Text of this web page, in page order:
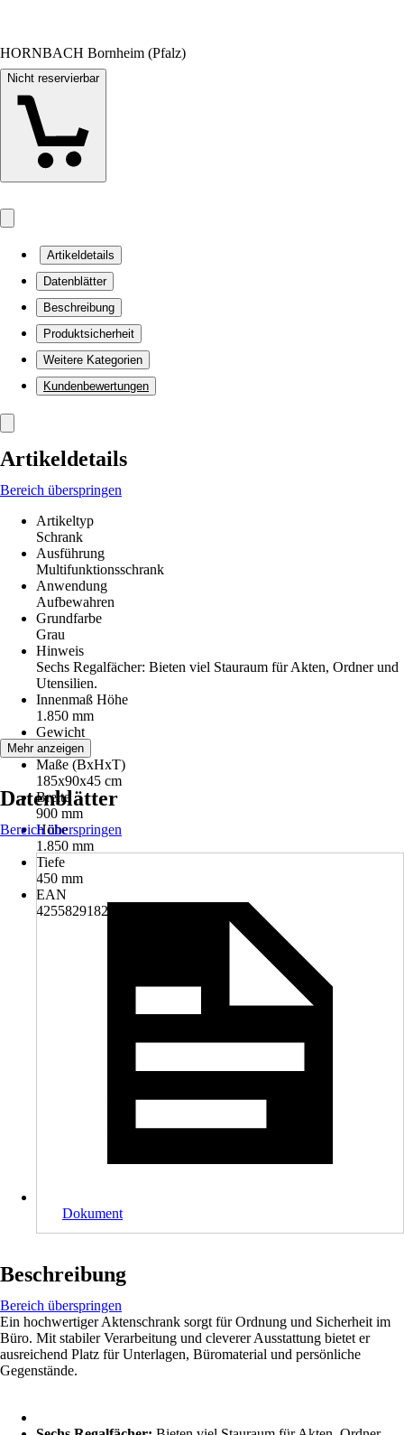
HORNBACH Bornheim (Pfalz)
Nicht reservierbar
Artikeldetails
Datenblätter
Beschreibung
Produktsicherheit
Weitere Kategorien
Kundenbewertungen
Artikeldetails
Bereich überspringen
Artikeltyp
Schrank
Ausführung
Multifunktionsschrank
Anwendung
Aufbewahren
Grundfarbe
Grau
Hinweis
Sechs Regalfächer: Bieten viel Stauraum für Akten, Ordner und
Utensilien.
Innenmaß Höhe
1.850 mm
Gewicht
40,4 kg
Maße (BxHxT)
185x90x45 cm
Breite
900 mm
Höhe
1.850 mm
Tiefe
450 mm
EAN
4255829182673
Mehr anzeigen
Datenblätter
Bereich überspringen
Dokument
Beschreibung
Bereich überspringen
Ein hochwertiger Aktenschrank sorgt für Ordnung und Sicherheit im
Büro. Mit stabiler Verarbeitung und cleverer Ausstattung bietet er
ausreichend Platz für Unterlagen, Büromaterial und persönliche
Gegenstände.